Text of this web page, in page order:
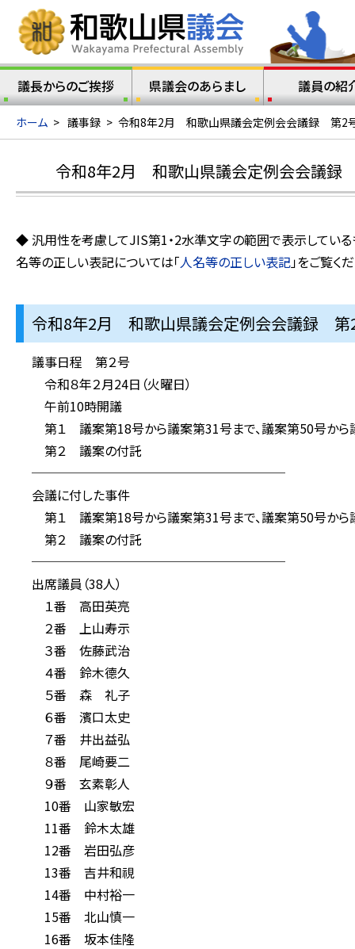
議長からのご挨拶 県議会のあらまし 議員の紹
ホーム > 議事録 > 令和8年2月 和歌山県議会定例会会議録 第2号
令和8年2月 和歌山県議会定例会会議録
◆ 汎用性を考慮してJIS第1・2水準文字の範囲で表示している
名等の正しい表記については「人名等の正しい表記」をご覧く
令和8年2月 和歌山県議会定例会会議録 第
議事日程 第２号
令和８年２月24日（火曜日）
午前10時開議
第１ 議案第18号から議案第31号まで、議案第50号から
第２ 議案の付託
────────────────────
会議に付した事件
第１ 議案第18号から議案第31号まで、議案第50号から
第２ 議案の付託
────────────────────
出席議員（38人）
１番 高田英亮
２番 上山寿示
３番 佐藤武治
４番 鈴木德久
５番 森 礼子
６番 濱口太史
７番 井出益弘
８番 尾崎要二
９番 玄素彰人
10番 山家敏宏
11番 鈴木太雄
12番 岩田弘彦
13番 吉井和視
14番 中村裕一
15番 北山慎一
16番 坂本佳隆